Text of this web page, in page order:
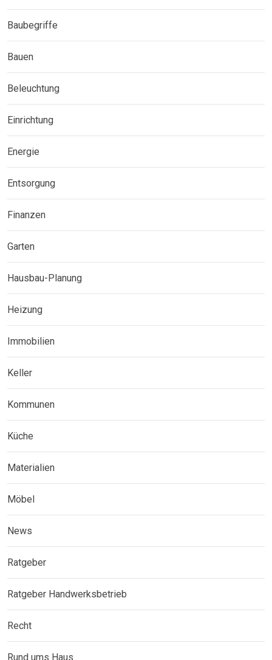
Baubegriffe
Bauen
Beleuchtung
Einrichtung
Energie
Entsorgung
Finanzen
Garten
Hausbau-Planung
Heizung
Immobilien
Keller
Kommunen
Küche
Materialien
Möbel
News
Ratgeber
Ratgeber Handwerksbetrieb
Recht
Rund ums Haus